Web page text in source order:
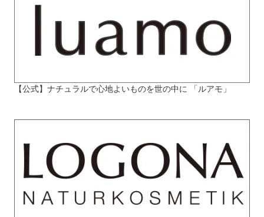
【公式】ナチュラルで心地よいものを世の中に 「ルアモ」